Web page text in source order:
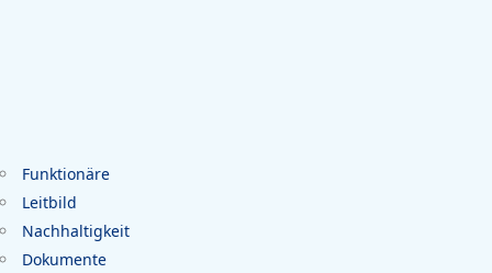
Funktionäre
Leitbild
Nachhaltigkeit
Dokumente